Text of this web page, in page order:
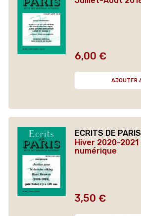
Prix
6,00 €
AJOUTER
ECRITS DE PARIS
Hiver 2020-2021
numérique
Prix
3,50 €